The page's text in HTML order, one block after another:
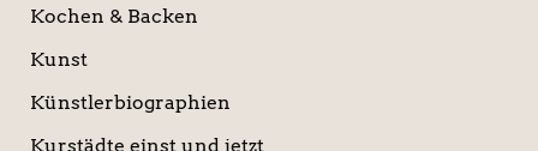
Kochen & Backen
Kunst
Künstlerbiographien
Kurstädte einst und jetzt